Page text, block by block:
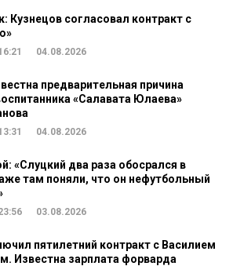
Кузнецов согласовал контракт с
04.08.2026
предварительная причина
«Салавата Юлаева»
04.08.2026
«Слуцкий два раза обосрался в
там поняли, что он нефутбольный
03.08.2026
пятилетний контракт с Василием
Известна зарплата форварда